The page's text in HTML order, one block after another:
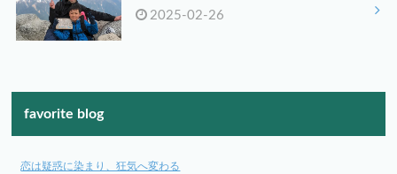
2025-02-26
favorite blog
恋は疑惑に染まり、狂気へ変わる